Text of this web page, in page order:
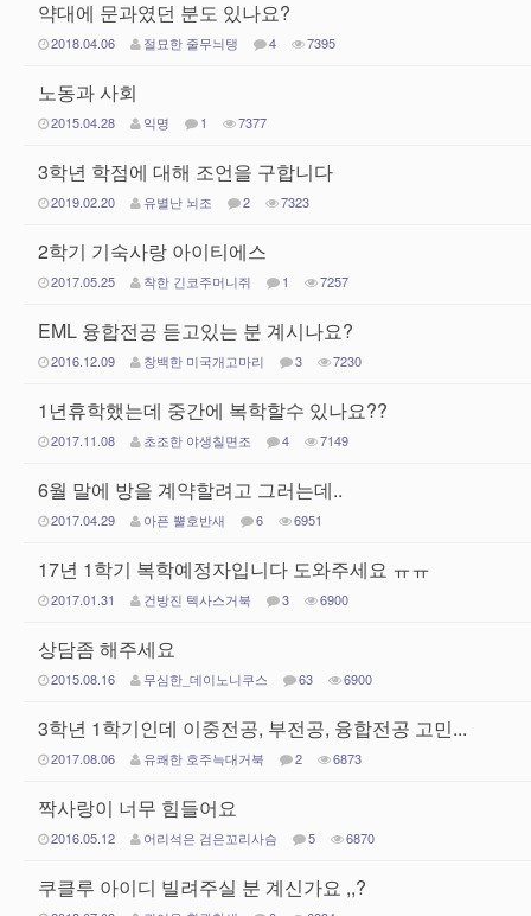
약대에 문과였던 분도 있나요?
2018.04.06 절묘한 줄무늬탱 4 7395
노동과 사회
2015.04.28 익명 1 7377
3학년 학점에 대해 조언을 구합니다
2019.02.20 유별난 뇌조 2 7323
2학기 기숙사랑 아이티에스
2017.05.25 착한 긴코주머니쥐 1 7257
EML 융합전공 듣고있는 분 계시나요?
2016.12.09 창백한 미국개고마리 3 7230
1년휴학했는데 중간에 복학할수 있나요??
2017.11.08 초조한 야생칠면조 4 7149
6월 말에 방을 계약할려고 그러는데..
2017.04.29 아픈 뿔호반새 6 6951
17년 1학기 복학예정자입니다 도와주세요 ㅠㅠ
2017.01.31 건방진 텍사스거북 3 6900
상담좀 해주세요
2015.08.16 무심한_데이노니쿠스 63 6900
3학년 1학기인데 이중전공, 부전공, 융합전공 고민...
2017.08.06 유쾌한 호주늑대거북 2 6873
짝사랑이 너무 힘들어요
2016.05.12 어리석은 검은꼬리사슴 5 6870
쿠클루 아이디 빌려주실 분 계신가요 ,,?